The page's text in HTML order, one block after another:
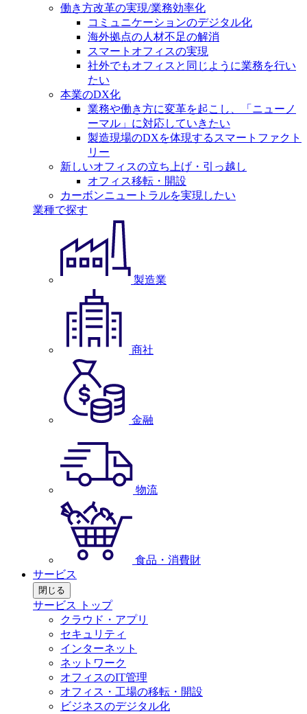
働き方改革の実現/業務効率化
コミュニケーションのデジタル化
海外拠点の人材不足の解消
スマートオフィスの実現
社外でもオフィスと同じように業務を行い
たい
本業のDX化
業務や働き方に変革を起こし、「ニューノ
ーマル」に対応していきたい
製造現場のDXを体現するスマートファクト
リー
新しいオフィスの立ち上げ・引っ越し
オフィス移転・開設
カーボンニュートラルを実現したい
業種で探す
製造業
商社
金融
物流
食品・消費財
サービス
閉じる
サービス トップ
クラウド・アプリ
セキュリティ
インターネット
ネットワーク
オフィスのIT管理
オフィス・工場の移転・開設
ビジネスのデジタル化